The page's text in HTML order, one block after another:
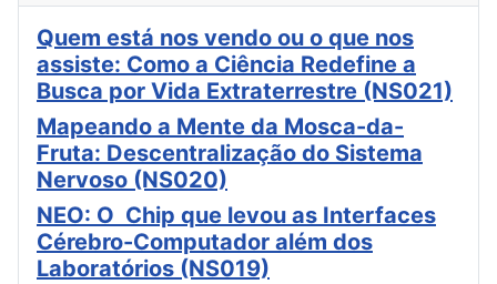
Quem está nos vendo ou o que nos
assiste: Como a Ciência Redefine a
Busca por Vida Extraterrestre (NS021)
Mapeando a Mente da Mosca-da-
Fruta: Descentralização do Sistema
Nervoso (NS020)
NEO: O Chip que levou as Interfaces
Cérebro-Computador além dos
Laboratórios (NS019)